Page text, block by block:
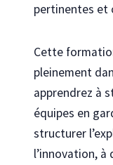
pertinentes et
Cette
pleinement
apprendrez à
équipes en
structurer
l’innovation, à